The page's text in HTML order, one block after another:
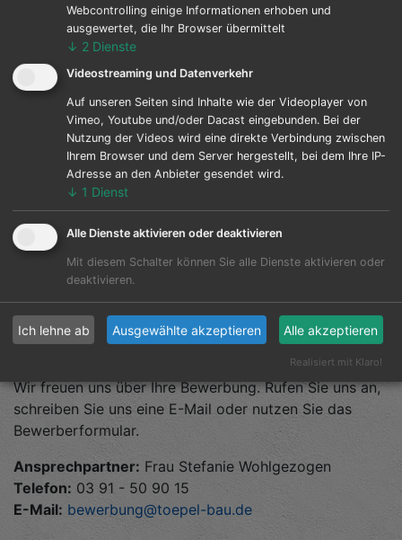
Buchhalterin bei Toepel
„Die Atmosphäre ist hier sehr sozial und man
bekommt Dankbarkeit zu spüren, für eine Arbeit,
die ja normalerweise eher leise im Hintergrund
läuft. Und der Chef hat immer ein offenes Ohr. So
bereitet mir die Arbeit mit Rechnungen, Bilanzen
und Berichten große Freude. Ein Tag ohne Zahlen
Initiativbewerbung
Wir freuen uns über Ihre Bewerbung. Rufen Sie uns an,
schreiben Sie uns eine E-Mail oder nutzen Sie das
Bewerberformular.
Ansprechpartner: Frau Stefanie Wohlgezogen
Telefon: 03 91 - 50 90 15
E-Mail: bewerbung@toepel-bau.de
Webcontrolling einige Informationen erhoben und
ausgewertet, die Ihr Browser übermittelt
↓ 2 Dienste
Videostreaming und Datenverkehr
Auf unseren Seiten sind Inhalte wie der Videoplayer von
Vimeo, Youtube und/oder Dacast eingebunden. Bei der
Nutzung der Videos wird eine direkte Verbindung zwischen
Ihrem Browser und dem Server hergestellt, bei dem Ihre IP-
Adresse an den Anbieter gesendet wird.
↓ 1 Dienst
Alle Dienste aktivieren oder deaktivieren
Mit diesem Schalter können Sie alle Dienste aktivieren oder
deaktivieren.
Ich lehne ab Ausgewählte akzeptieren Alle akzeptieren
Realisiert mit Klaro!